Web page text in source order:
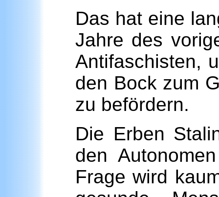
Das hat eine
Jahre des
Antifaschisten,
den Bock zum
zu befördern.
Die Erben
den
Frage wird